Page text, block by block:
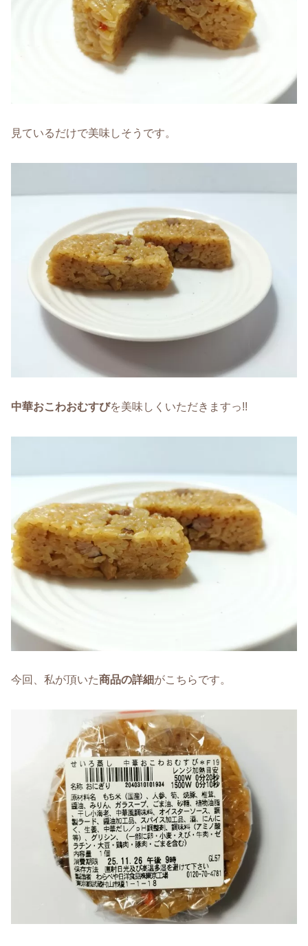
見ているだけで美味しそうです。
中華おこわおむすびを美味しくいただきますっ!!
今回、私が頂いた商品の詳細がこちらです。